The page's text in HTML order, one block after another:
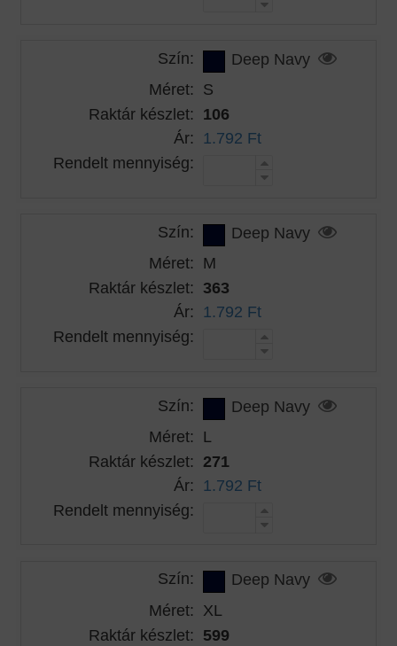
Szín:
Deep Navy
Méret: S
Raktár készlet: 106
Ár: 1.792 Ft
Rendelt mennyiség:
Szín:
Deep Navy
Méret: M
Raktár készlet: 363
Ár: 1.792 Ft
Rendelt mennyiség:
Szín:
Deep Navy
Méret: L
Raktár készlet: 271
Ár: 1.792 Ft
Rendelt mennyiség:
Szín:
Deep Navy
Méret: XL
Raktár készlet: 599